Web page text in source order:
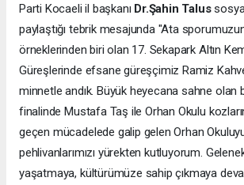
Parti Kocaeli il başkanı Dr.Şahin Talus
paylaştığı tebrik mesajunda "Ata
örneklerinden biri olan 17. Sekapark Altın
Güreşlerinde efsane güreşçimiz Ramiz
minnetle andık. Büyük heyecana sahne olan
finalinde Mustafa Taş ile Orhan Okulu
geçen mücadelede galip gelen Orhan
pehlivanlarımızı yürekten kutluyorum.
yaşatmaya, kültürümüze sahip çıkmaya